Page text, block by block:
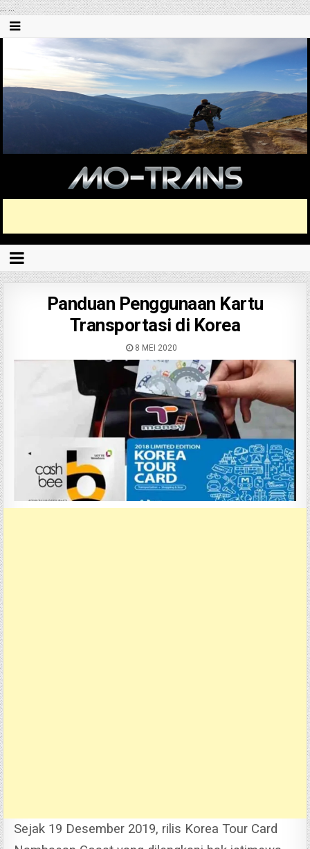
......
Panduan Penggunaan Kartu
Transportasi di Korea
8 MEI 2020
Sejak 19 Desember 2019, rilis Korea Tour Card